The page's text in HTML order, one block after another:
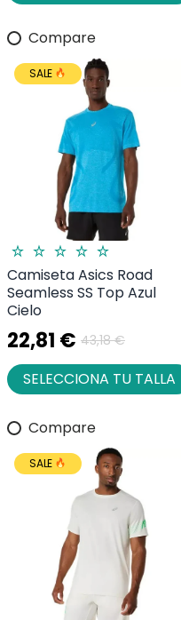
Compare
SALE
Camiseta Asics Road
Seamless SS Top Azul
Cielo
22,81 € 43,18 €
SELECCIONA TU TALLA
Compare
SALE